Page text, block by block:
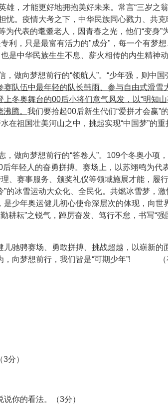
，才能更好地拥抱美好未来。常言“三岁之翁
忧。疫情大考之下，中华民族同心戮力、共克
代表的耄耋老人，因青春之光，他们“变身”
利，只是最富有活力的"成分"，每一个有梦
是中华民族生生不息、薪火相传的内生精神动
做向梦想前行的“领航人”。“少年强，则中国
队伍中最年轻的队长韩雨、参与自由式滑雪
冬奥舞台的00后小将们意气风发，以“明知
腾。 我们要拾起00后新生代们“爱拼才会赢”
在祖国壮美河山之中，挑起实现“中国梦”的
，做向梦想前行的“答卷人”。109个冬奥小项
年轻人的奋勇拼搏。赛场上，以苏翊鸣为代
、赛事服务、颁奖礼仪等领域施展才能，履
的冰雪运动大众化、全民化。共燃冰雪梦，激
少年奥运健儿初心使命深层次的体现，向世
耕耘”之锐气，踔厉奋发、笃行不怠，书写“强
驰骋赛场、勇敢拼搏、挑战超越，以崭新的
，向梦想前行，我们皆是“可期少年”! （
分）
你的看法。（3分）